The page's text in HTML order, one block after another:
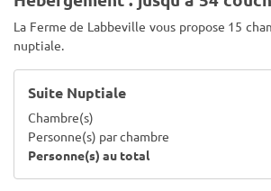
La Ferme de Labbeville vous propose 15
nuptiale.
Suite Nuptiale
Chambre(s)
Personne(s) par chambre
Personne(s) au total